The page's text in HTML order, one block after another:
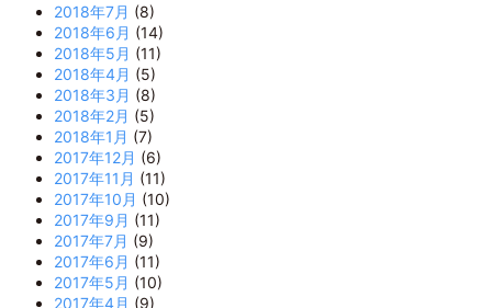
2018年7月 (8)
2018年6月 (14)
2018年5月 (11)
2018年4月 (5)
2018年3月 (8)
2018年2月 (5)
2018年1月 (7)
2017年12月 (6)
2017年11月 (11)
2017年10月 (10)
2017年9月 (11)
2017年7月 (9)
2017年6月 (11)
2017年5月 (10)
2017年4月 (9)